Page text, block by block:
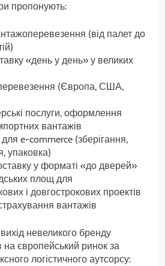
пропонують:
(від палет до
«день у день» у великих
(Європа, США,
послуги, оформлення
вантажів
e-commerce (зберігання,
упаковка)
у форматі «до дверей»
площ для
і довгострокових проектів
вантажів
невеликого бренду
на європейський ринок за
логістичного аутсорсу: